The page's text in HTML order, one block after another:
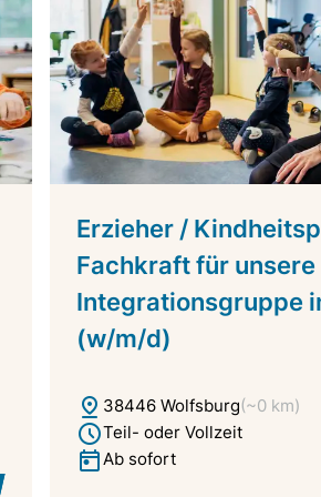
Erzieher /
Fachkraft für unsere
Integrationsgruppe
(w/m/d)
38446 Wolfsburg(~0 km)
Teil- oder Vollzeit
Ab sofort